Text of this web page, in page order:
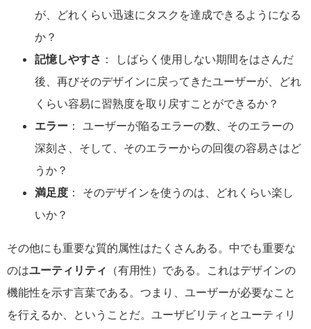
が、どれくらい迅速にタスクを達成できるようになる
か？
記憶しやすさ ： しばらく使用しない期間をはさんだ
後、再びそのデザインに戻ってきたユーザーが、どれ
くらい容易に習熟度を取り戻すことができるか？
エラー ： ユーザーが陥るエラーの数、そのエラーの
深刻さ、そして、そのエラーからの回復の容易さはど
うか？
満足度 ： そのデザインを使うのは、どれくらい楽し
いか？
その他にも重要な質的属性はたくさんある。中でも重要な
のはユーティリティ （有用性）である。これはデザインの
機能性を示す言葉である。つまり、ユーザーが必要なこと
を行えるか、ということだ。ユーザビリティとユーティリ